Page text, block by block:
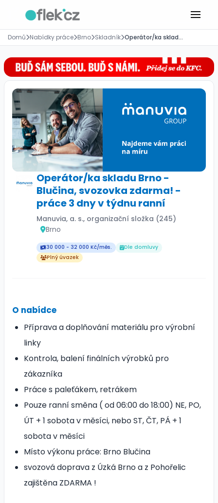
Domů Nabídky práce Brno Skladník Operátor/ka skladu Brno - Blučina, svozovka zdarma! - práce 3 dny v týdnu ranní
Operátor/ka skladu Brno -
Blučina, svozovka zdarma! -
práce 3 dny v týdnu ranní
Manuvia, a. s., organizační složka (245)
Brno
30 000 - 32 000 Kč/měs.
Dle domluvy
Plný úvazek
O nabídce
Příprava a doplňování materiálu pro výrobní
linky
Kontrola, balení finálních výrobků pro
zákazníka
Práce s paleťákem, retrákem
Pouze ranní směna ( od 06:00 do 18:00) NE, PO,
ÚT + 1 sobota v měsíci, nebo ST, ČT, PÁ + 1
sobota v měsíci
Místo výkonu práce: Brno Blučina
svozová doprava z Úzká Brno a z Pohořelic
zajištěna ZDARMA !